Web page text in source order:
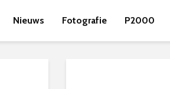
Nieuws Fotografie P2000